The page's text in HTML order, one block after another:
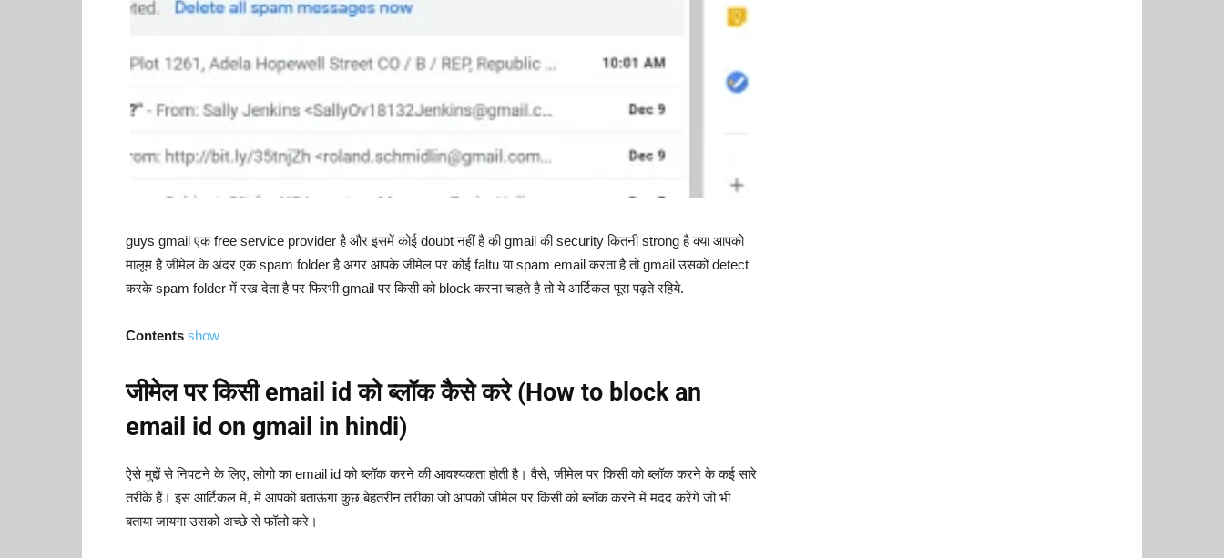
guys gmail एक free service provider है और इसमें कोई doubt नहीं है की gmail की security कितनी strong है क्या आपको
मालूम है जीमेल के अंदर एक spam folder है अगर आपके जीमेल पर कोई faltu या spam email करता है तो gmail उसको detect
करके spam folder में रख देता है पर फिरभी gmail पर किसी को block करना चाहते है तो ये आर्टिकल पूरा पढ़ते रहिये.
Contents show
जीमेल पर किसी email id को ब्लॉक कैसे करे (How to block an
email id on gmail in hindi)
ऐसे मुद्दों से निपटने के लिए, लोगो का email id को ब्लॉक करने की आवश्यकता होती है। वैसे, जीमेल पर किसी को ब्लॉक करने के कई सारे
तरीके हैं। इस आर्टिकल में, में आपको बताऊंगा कुछ बेहतरीन तरीका जो आपको जीमेल पर किसी को ब्लॉक करने में मदद करेंगे जो भी
बताया जायगा उसको अच्छे से फॉलो करे।